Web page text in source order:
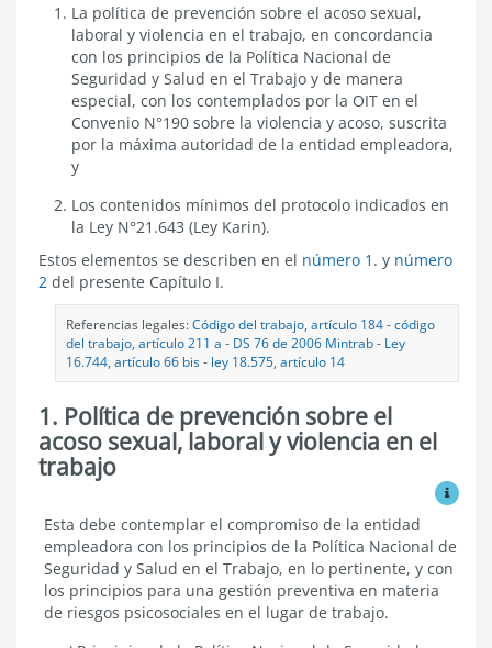
La política de prevención sobre el acoso sexual,
laboral y violencia en el trabajo, en concordancia
con los principios de la Política Nacional de
Seguridad y Salud en el Trabajo y de manera
especial, con los contemplados por la OIT en el
Convenio N°190 sobre la violencia y acoso, suscrita
por la máxima autoridad de la entidad empleadora,
y
Los contenidos mínimos del protocolo indicados en
la Ley N°21.643 (Ley Karin).
Estos elementos se describen en el número 1 . y número
2 del presente Capítulo I.
Referencias legales:Código del trabajo, artículo 184-código
del trabajo, artículo 211 a - DS 76 de 2006 Mintrab- Ley
16.744, artículo 66 bis- ley 18.575, artículo 14
1. Política de prevención sobre el
acoso sexual, laboral y violencia en el
trabajo
Ver
Política
de
prevención
sobre
el
acoso
Esta debe contemplar el compromiso de la entidad
empleadora con los principios de la Política Nacional de
Seguridad y Salud en el Trabajo, en lo pertinente, y con
los principios para una gestión preventiva en materia
de riesgos psicosociales en el lugar de trabajo.